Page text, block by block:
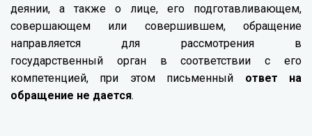
деянии, а также о лице, его подготавливающем,
совершающем или совершившем, обращение
направляется для рассмотрения в
государственный орган в соответствии с его
компетенцией, при этом письменный ответ на
обращение не дается.